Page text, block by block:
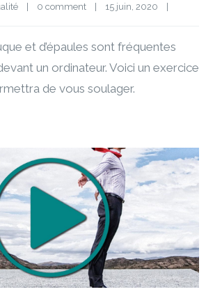
| 0 comment | 15 juin, 2020 |
et d’épaules sont fréquentes
un ordinateur. Voici un exercice
de vous soulager.